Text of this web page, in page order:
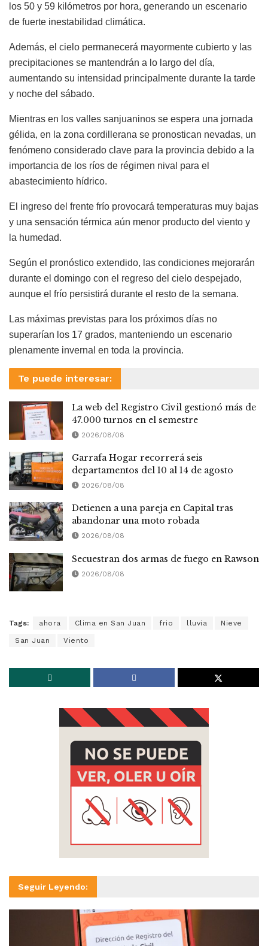
los 50 y 59 kilómetros por hora, generando un escenario
de fuerte inestabilidad climática.
Además, el cielo permanecerá mayormente cubierto y las
precipitaciones se mantendrán a lo largo del día,
aumentando su intensidad principalmente durante la tarde
y noche del sábado.
Mientras en los valles sanjuaninos se espera una jornada
gélida, en la zona cordillerana se pronostican nevadas, un
fenómeno considerado clave para la provincia debido a la
importancia de los ríos de régimen nival para el
abastecimiento hídrico.
El ingreso del frente frío provocará temperaturas muy bajas
y una sensación térmica aún menor producto del viento y
la humedad.
Según el pronóstico extendido, las condiciones mejorarán
durante el domingo con el regreso del cielo despejado,
aunque el frío persistirá durante el resto de la semana.
Las máximas previstas para los próximos días no
superarían los 17 grados, manteniendo un escenario
plenamente invernal en toda la provincia.
Te puede interesar:
La web del Registro Civil gestionó más de
47.000 turnos en el semestre
2026/08/08
Garrafa Hogar recorrerá seis
departamentos del 10 al 14 de agosto
2026/08/08
Detienen a una pareja en Capital tras
abandonar una moto robada
2026/08/08
Secuestran dos armas de fuego en Rawson
2026/08/08
Tags: ahora Clima en San Juan frio lluvia Nieve
San Juan Viento
Seguir Leyendo: